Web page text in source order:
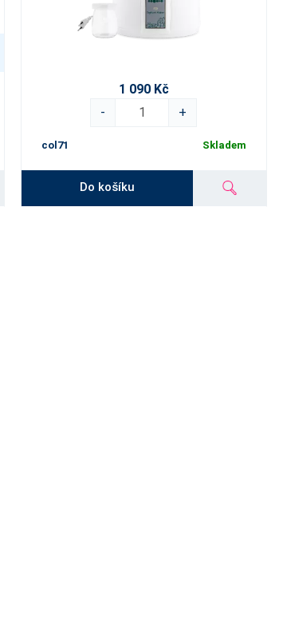
1 090 Kč
-
+
col71 Skladem
Do košíku